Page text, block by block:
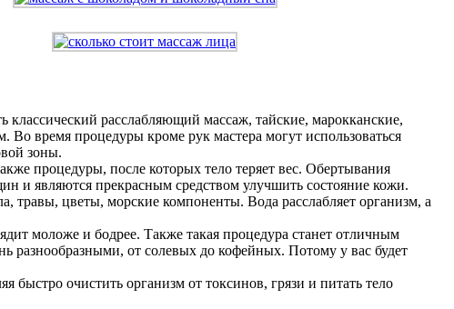
расслабляющий массаж, тайские, марокканские,
время процедуры кроме рук мастера могут использоваться
зоны.
процедуры, после которых тело теряет вес. Обертывания
и являются прекрасным средством улучшить состояние кожи.
травы, цветы, морские компоненты. Вода расслабляет организм, а
моложе и бодрее. Также такая процедура станет отличным
разнообразными, от солевых до кофейных. Потому у вас будет
очистить организм от токсинов, грязи и питать тело